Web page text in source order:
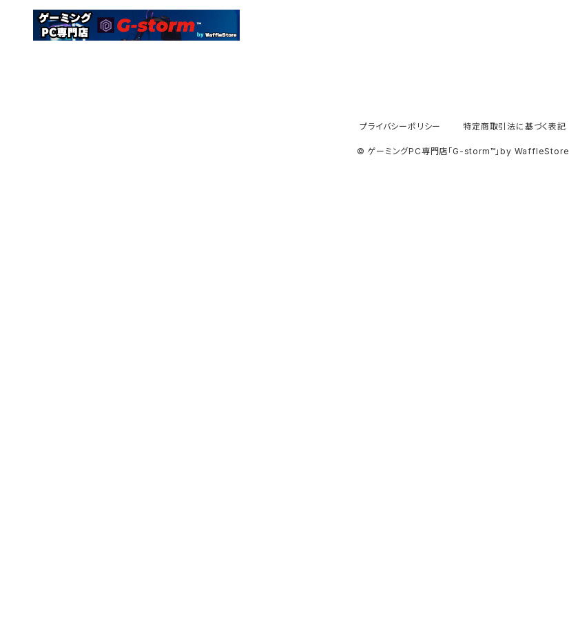
プライバシーポリシー 特定商取引法に基づく表記
© ゲーミングPC専門店「G-storm™」by WaffleStore